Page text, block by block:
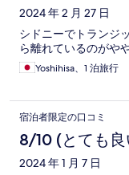
2024 年 2 月 27 日
シドニーでトランジ
ら離れているのがや
Yoshihisa、1 泊旅行
宿泊者限定の口コミ
8/10 (とても良
2024 年 1 月 7 日